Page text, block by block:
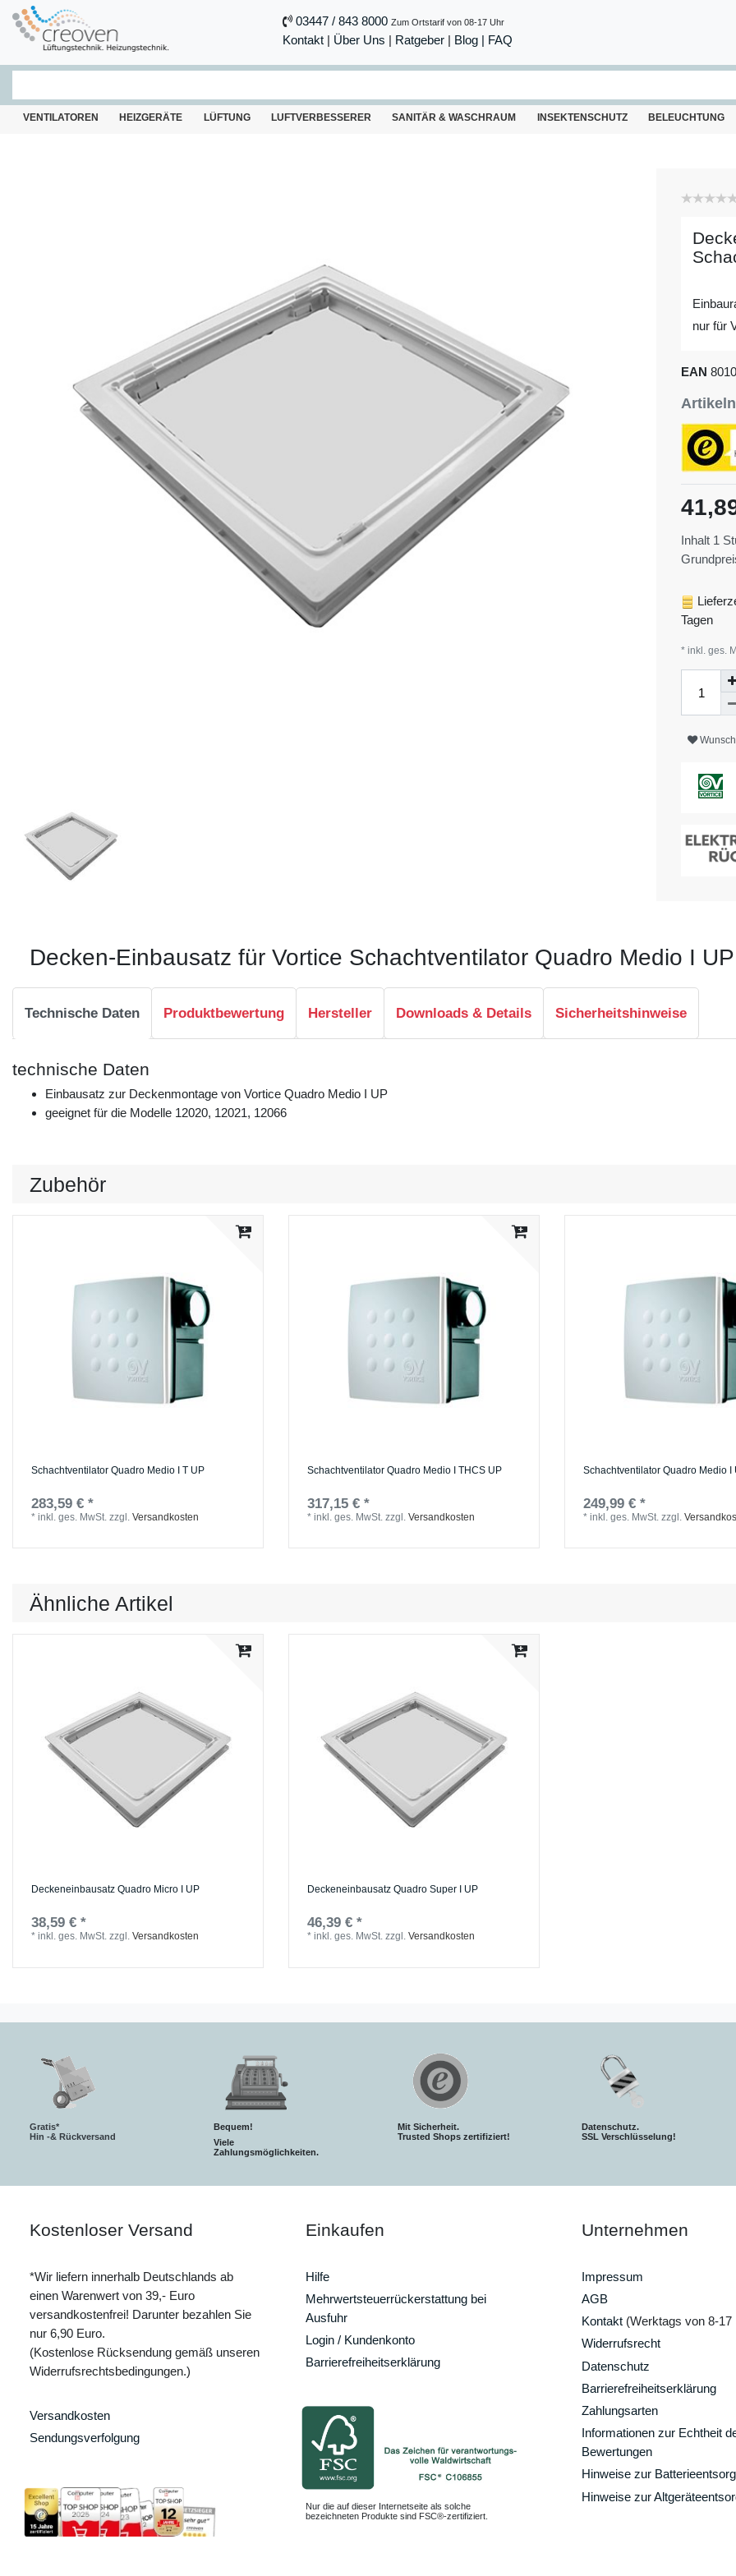
03447 / 843 8000 Zum Ortstarif von 08-17 Uhr
Kontakt| Über Uns | Ratgeber| Blog | FAQ
VENTILATOREN HEIZGERÄTE LÜFTUNG LUFTVERBESSERER SANITÄR & WASCHRAUM INSEKTENSCHUTZ BELEUCHTUNG
nur für
EAN
Inhalt 1
Tagen
* inkl. ges.
Decken-Einbausatz für Vortice Schachtventilator Quadro Medio I UP
Technische Daten Produktbewertung Hersteller Downloads & Details Sicherheitshinweise
technische Daten
Einbausatz zur Deckenmontage von Vortice Quadro Medio I UP
geeignet für die Modelle 12020, 12021, 12066
Zubehör
Schachtventilator Quadro Medio I T UP
283,59 € *
*inkl. ges. MwSt. zzgl.Versandkosten
Schachtventilator Quadro Medio I THCS UP
317,15 € *
*inkl. ges. MwSt. zzgl.Versandkosten
Schachtventilator Quadro Medio I
249,99 € *
*inkl. ges. MwSt. zzgl.
Ähnliche Artikel
Deckeneinbausatz Quadro Micro I UP
38,59 € *
*inkl. ges. MwSt. zzgl.Versandkosten
Deckeneinbausatz Quadro Super I UP
46,39 € *
*inkl. ges. MwSt. zzgl.Versandkosten
Gratis*
Hin -& Rückversand
Bequem!
Viele
Zahlungsmöglichkeiten.
Mit Sicherheit.
Trusted Shops zertifiziert!
Datenschutz.
SSL Verschlüsselung!
Kostenloser Versand
*Wir liefern innerhalb Deutschlands ab
einen Warenwert von 39,- Euro
versandkostenfrei! Darunter bezahlen Sie
nur 6,90 Euro.
(Kostenlose Rücksendung gemäß unseren
Widerrufsrechtsbedingungen.)
Versandkosten
Sendungsverfolgung
Einkaufen
Hilfe
Mehrwertsteuerrückerstattung bei
Ausfuhr
Login / Kundenkonto
Barrierefreiheitserklärung
Nur die auf dieser Internetseite als solche
bezeichneten Produkte sind FSC®-zertifiziert.
Unternehmen
Impressum
AGB
Kontakt (Werktags von 8-17
Widerrufsrecht
Datenschutz
Barrierefreiheitserklärung
Zahlungsarten
Informationen zur Echtheit
Bewertungen
Hinweise zur
Hinweise zur